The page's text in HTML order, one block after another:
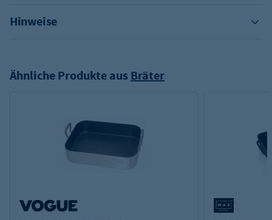
Hinweise
Ähnliche Produkte aus Bräter